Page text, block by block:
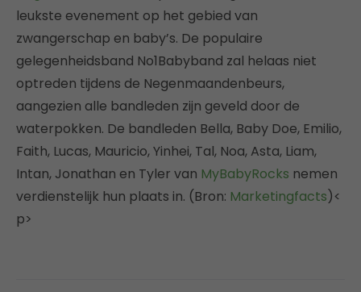
leukste evenement op het gebied van
zwangerschap en baby’s. De populaire
gelegenheidsband No1Babyband zal helaas niet
optreden tijdens de Negenmaandenbeurs,
aangezien alle bandleden zijn geveld door de
waterpokken. De bandleden Bella, Baby Doe, Emilio,
Faith, Lucas, Mauricio, Yinhei, Tal, Noa, Asta, Liam,
Intan, Jonathan en Tyler van MyBabyRocks nemen
verdienstelijk hun plaats in. (Bron: Marketingfacts)<
p>